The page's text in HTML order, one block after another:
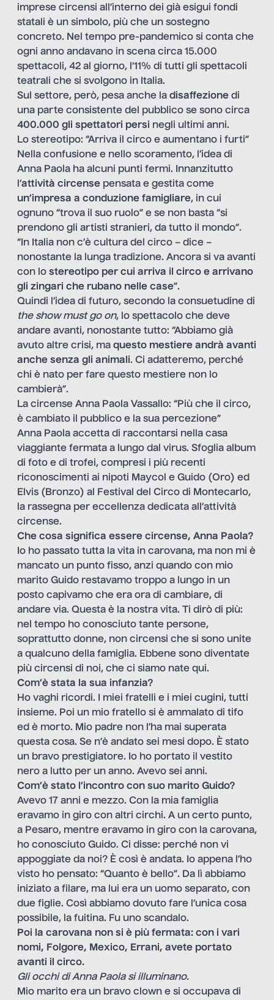
imprese circensi all’interno dei già esigui fondi
statali è un simbolo, più che un sostegno
concreto. Nel tempo pre-pandemico si conta che
ogni anno andavano in scena circa 15.000
spettacoli, 42 al giorno, l’11% di tutti gli spettacoli
teatrali che si svolgono in Italia.
Sul settore, però, pesa anche la disaffezione di
una parte consistente del pubblico se sono circa
400.000 gli spettatori persi negli ultimi anni.
Lo stereotipo: “Arriva il circo e aumentano i furti”
Nella confusione e nello scoramento, l’idea di
Anna Paola ha alcuni punti fermi. Innanzitutto
l’attività circense pensata e gestita come
un’impresa a conduzione famigliare, in cui
ognuno “trova il suo ruolo” e se non basta “si
prendono gli artisti stranieri, da tutto il mondo”.
“In Italia non c’è cultura del circo – dice –
nonostante la lunga tradizione. Ancora si va avanti
con lo stereotipo per cui arriva il circo e arrivano
gli zingari che rubano nelle case”.
Quindi l’idea di futuro, secondo la consuetudine di
the show must go on, lo spettacolo che deve
andare avanti, nonostante tutto: “Abbiamo già
avuto altre crisi, ma questo mestiere andrà avanti
anche senza gli animali. Ci adatteremo, perché
chi è nato per fare questo mestiere non lo
cambierà”.
La circense Anna Paola Vassallo: “Più che il circo,
è cambiato il pubblico e la sua percezione”
Anna Paola accetta di raccontarsi nella casa
viaggiante fermata a lungo dal virus. Sfoglia album
di foto e di trofei, compresi i più recenti
riconoscimenti ai nipoti Maycol e Guido (Oro) ed
Elvis (Bronzo) al Festival del Circo di Montecarlo,
la rassegna per eccellenza dedicata all’attività
circense.
Che cosa significa essere circense, Anna Paola?
Io ho passato tutta la vita in carovana, ma non mi è
mancato un punto fisso, anzi quando con mio
marito Guido restavamo troppo a lungo in un
posto capivamo che era ora di cambiare, di
andare via. Questa è la nostra vita. Ti dirò di più:
nel tempo ho conosciuto tante persone,
soprattutto donne, non circensi che si sono unite
a qualcuno della famiglia. Ebbene sono diventate
più circensi di noi, che ci siamo nate qui.
Com’è stata la sua infanzia?
Ho vaghi ricordi. I miei fratelli e i miei cugini, tutti
insieme. Poi un mio fratello si è ammalato di tifo
ed è morto. Mio padre non l’ha mai superata
questa cosa. Se n’è andato sei mesi dopo. È stato
un bravo prestigiatore. Io ho portato il vestito
nero a lutto per un anno. Avevo sei anni.
Com’è stato l’incontro con suo marito Guido?
Avevo 17 anni e mezzo. Con la mia famiglia
eravamo in giro con altri circhi. A un certo punto,
a Pesaro, mentre eravamo in giro con la carovana,
ho conosciuto Guido. Ci disse: perché non vi
appoggiate da noi? È così è andata. Io appena l’ho
visto ho pensato: “Quanto è bello”. Da lì abbiamo
iniziato a filare, ma lui era un uomo separato, con
due figlie. Così abbiamo dovuto fare l’unica cosa
possibile, la fuitina. Fu uno scandalo.
Poi la carovana non si è più fermata: con i vari
nomi, Folgore, Mexico, Errani, avete portato
avanti il circo.
Gli occhi di Anna Paola si illuminano.
Mio marito era un bravo clown e si occupava di